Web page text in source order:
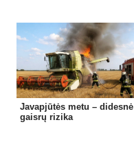
Javapjūtės metu – didesnė
gaisrų rizika